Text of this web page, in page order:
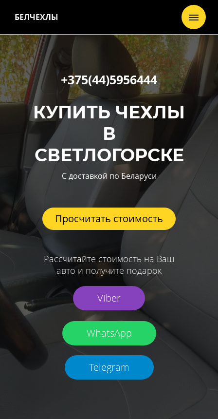
БЕЛЧЕХЛЫ
+375(44)5956444
КУПИТЬ ЧЕХЛЫ
В
СВЕТЛОГОРСКЕ
С доставкой по Беларуси
Просчитать стоимость
Рассчитайте стоимость на Ваш
авто и получите подарок
Viber
WhatsApp
Telegram